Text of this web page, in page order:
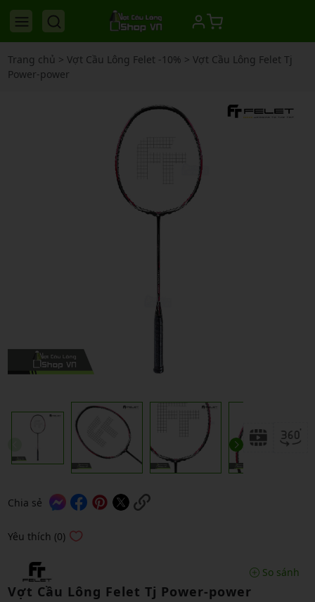
Trang chủ > Vợt Cầu Lông Felet -10% > Vợt Cầu Lông Felet Tj
Power-power
Chia sẻ
Yêu thích (0)
So sánh
Vợt Cầu Lông Felet Tj Power-power